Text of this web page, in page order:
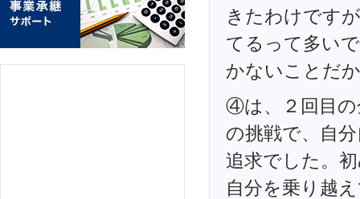
きたわけです
てるって多い
かないことだ
④は、２回目の
の挑戦で、自
追求でした。
自分を乗り越